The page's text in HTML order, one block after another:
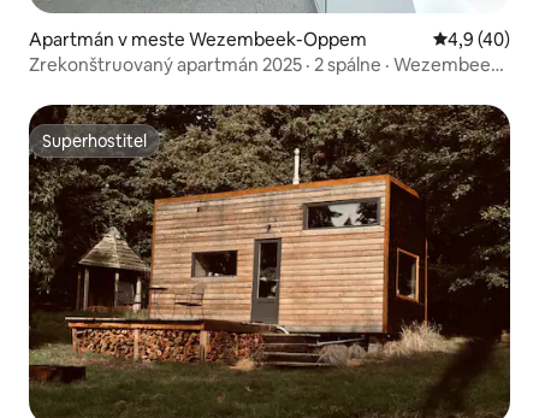
Apartmán v meste Wezembeek-Oppem Priemerné
4,9 (40)
Zrekonštruovaný apartmán 2025 · 2 spálne · Wezembeek
Superhostiteľ
Superhostiteľ